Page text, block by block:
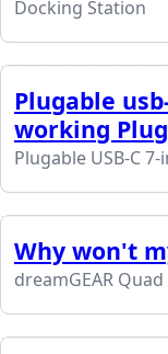
Docking Station
Plugable
working
Plugable USB-C
Why won't
dreamGEAR